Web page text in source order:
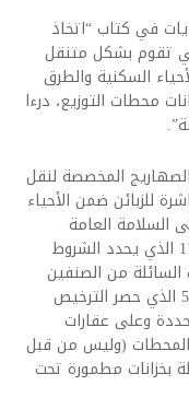
في كتاب “اتخاذ
تقوم بشكل متنقل
السكنية والطرق
محطات التوزيع، درءا
المخصصة لنقل
للزبائن ضمن الأحياء
السلامة العامة
ويخالف أحكام المرسوم 5509 تاريخ 11/8/1994 الذي يحدد الشروط
السائلة من الصنفين
الاول والثاني، والمرسوم 5243 تاريخ 5/4/2001 الذي حصر الترخيص
وعلى عقارات
المحطات (وليس من قبل
بخزانات مطمورة تحت